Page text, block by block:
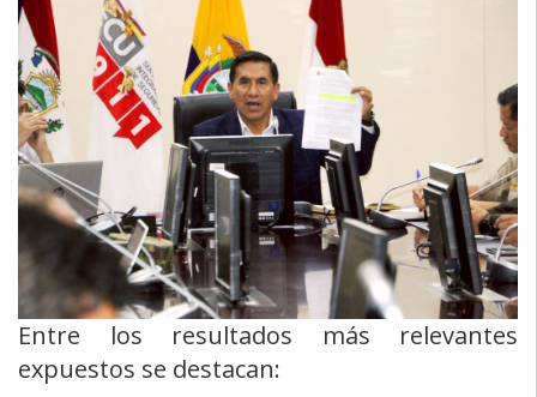
Entre los resultados más relevantes
expuestos se destacan: